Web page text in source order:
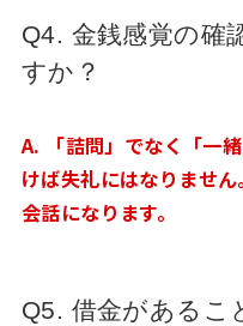
Q4. 金銭感覚の確
すか？
A. 「詰問」でなく「一
けば失礼にはなりませ
会話になります。
Q5. 借金があるこ